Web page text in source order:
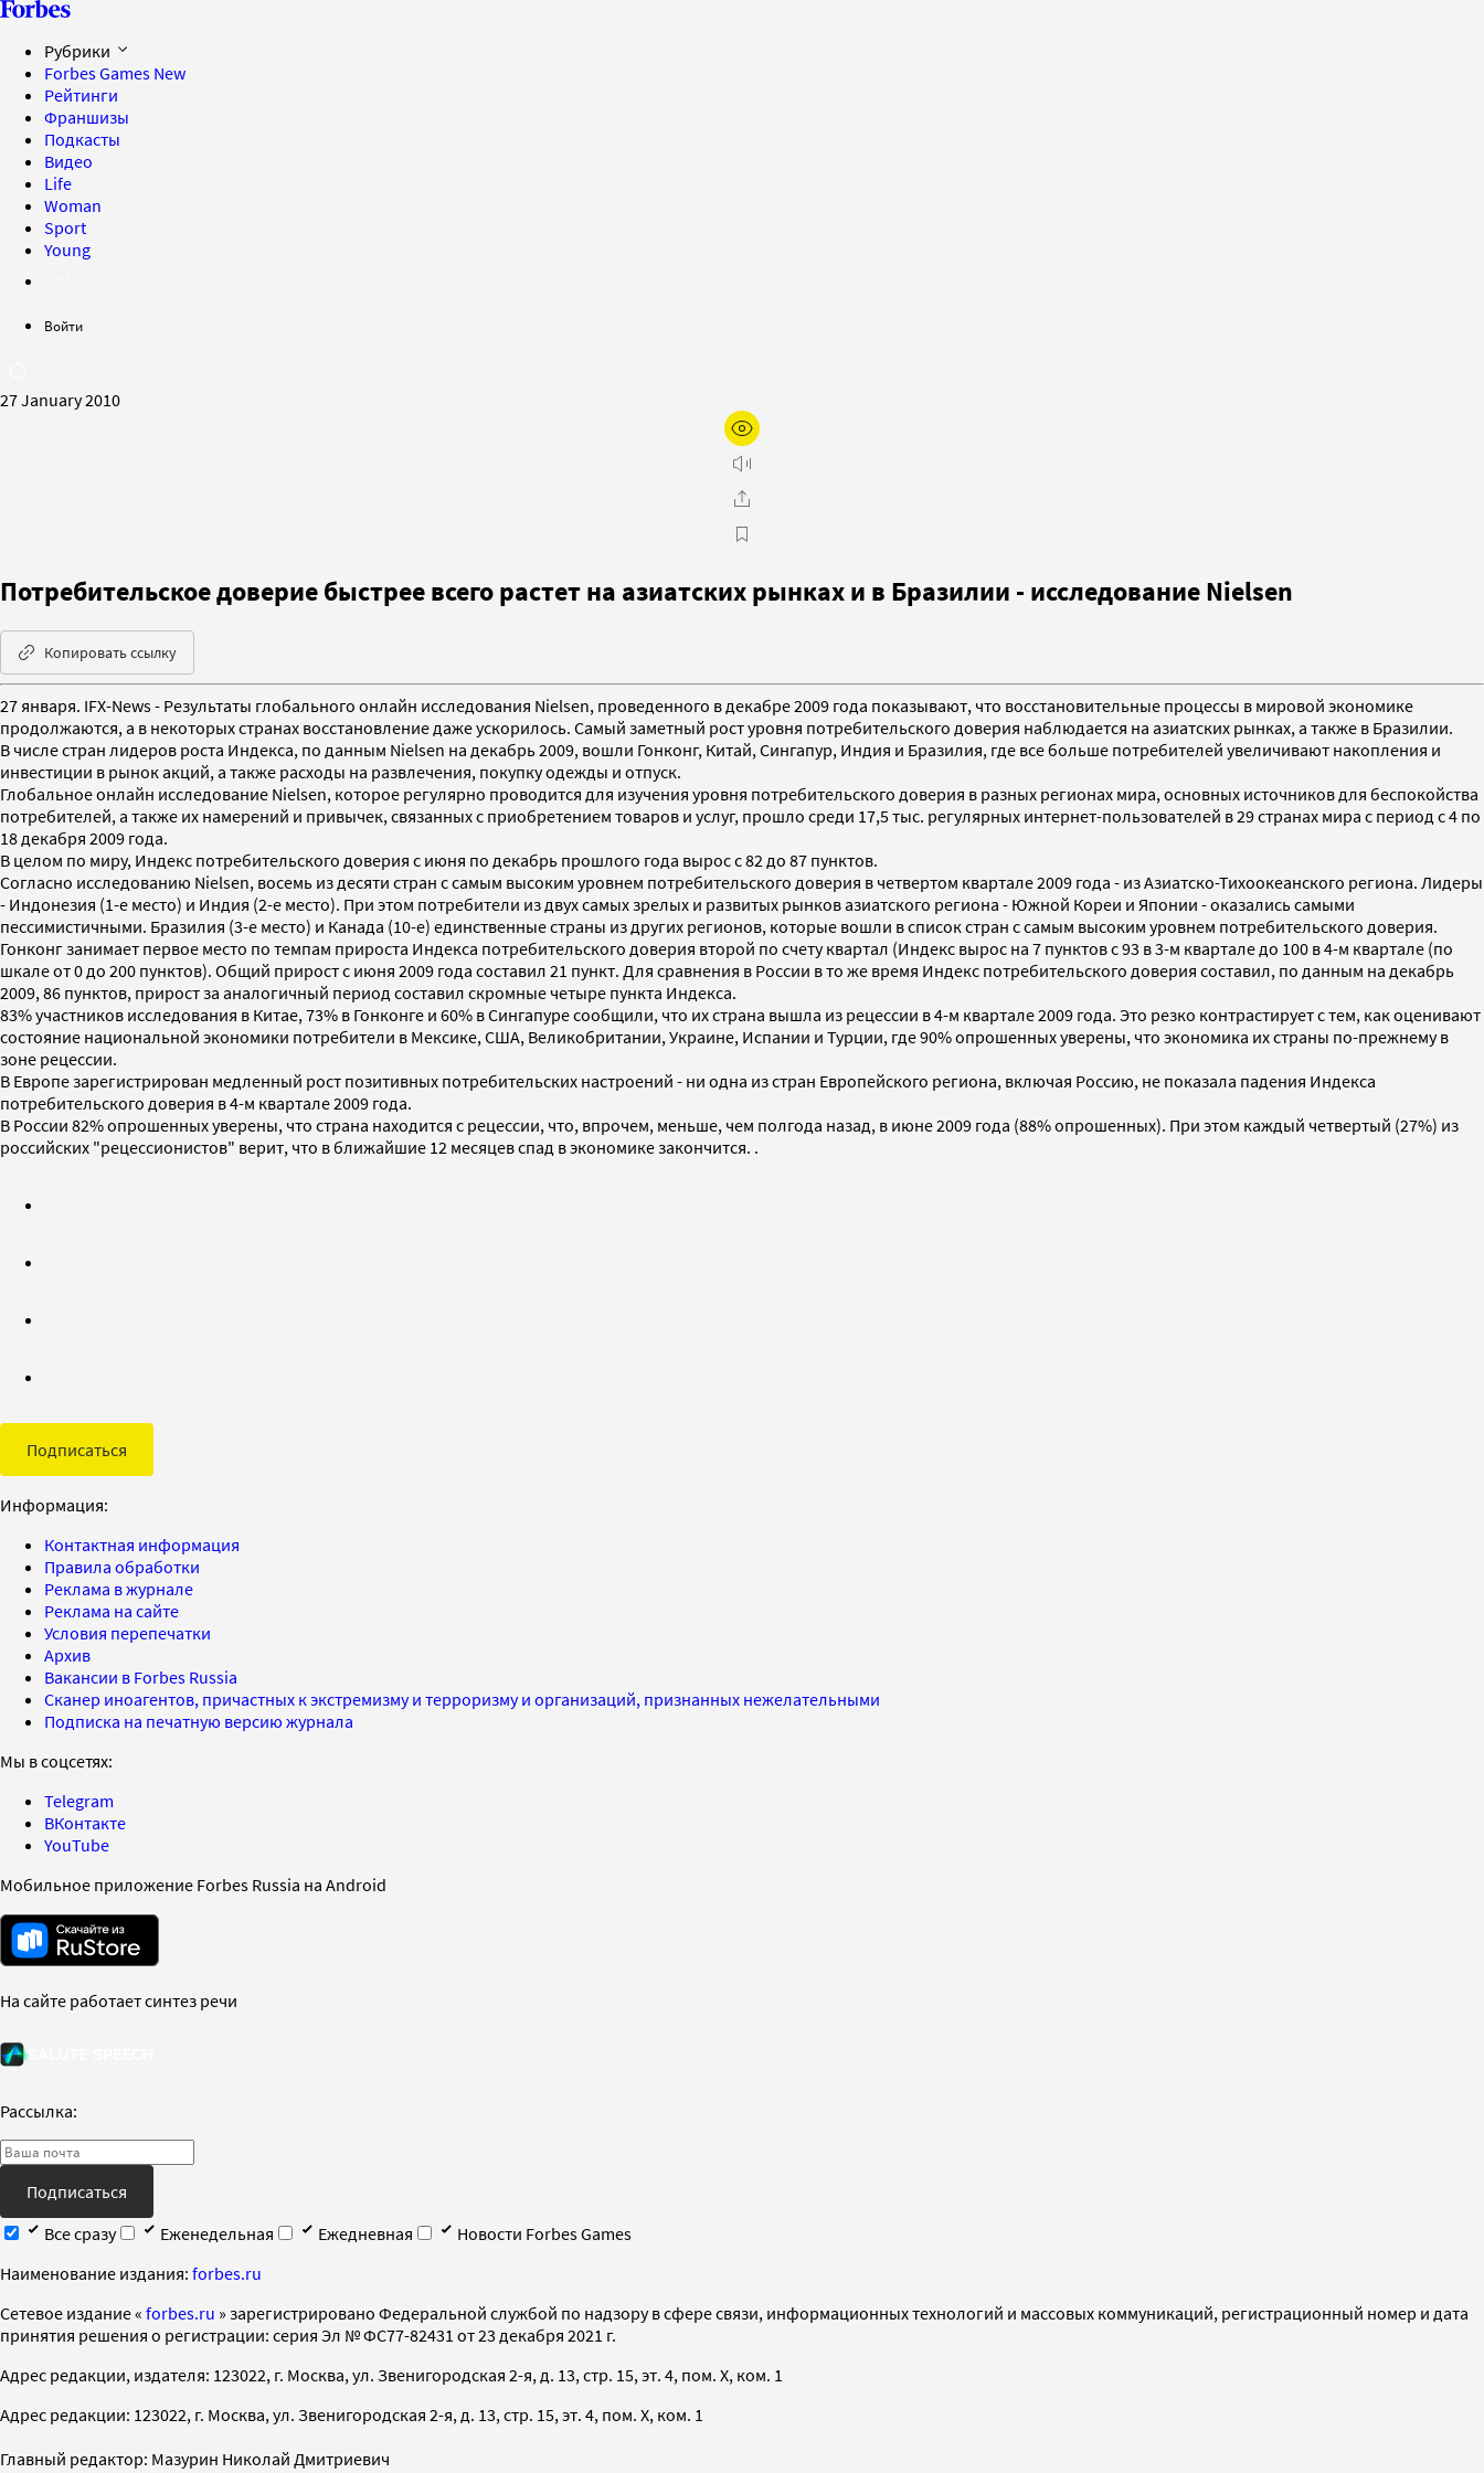
Рубрики
Forbes Games New
Рейтинги
Франшизы
Подкасты
Видео
Life
Woman
Sport
Young
Войти
27 January 2010
Потребительское доверие быстрее всего растет на азиатских рынках и в Бразилии - исследование Nielsen
Копировать ссылку
27 января. IFX-News - Результаты глобального онлайн исследования Nielsen, проведенного в декабре 2009 года показывают, что восстановительные процессы в мировой экономике
продолжаются, а в некоторых странах восстановление даже ускорилось. Самый заметный рост уровня потребительского доверия наблюдается на азиатских рынках, а также в Бразилии.
В числе стран лидеров роста Индекса, по данным Nielsen на декабрь 2009, вошли Гонконг, Китай, Сингапур, Индия и Бразилия, где все больше потребителей увеличивают накопления и
инвестиции в рынок акций, а также расходы на развлечения, покупку одежды и отпуск.
Глобальное онлайн исследование Nielsen, которое регулярно проводится для изучения уровня потребительского доверия в разных регионах мира, основных источников для беспокойства
потребителей, а также их намерений и привычек, связанных с приобретением товаров и услуг, прошло среди 17,5 тыс. регулярных интернет-пользователей в 29 странах мира с период с 4 по
18 декабря 2009 года.
В целом по миру, Индекс потребительского доверия с июня по декабрь прошлого года вырос с 82 до 87 пунктов.
Согласно исследованию Nielsen, восемь из десяти стран с самым высоким уровнем потребительского доверия в четвертом квартале 2009 года - из Азиатско-Тихоокеанского региона. Лидеры
- Индонезия (1-е место) и Индия (2-е место). При этом потребители из двух самых зрелых и развитых рынков азиатского региона - Южной Кореи и Японии - оказались самыми
пессимистичными. Бразилия (3-e место) и Канада (10-е) единственные страны из других регионов, которые вошли в список стран с самым высоким уровнем потребительского доверия.
Гонконг занимает первое место по темпам прироста Индекса потребительского доверия второй по счету квартал (Индекс вырос на 7 пунктов с 93 в 3-м квартале до 100 в 4-м квартале (по
шкале от 0 до 200 пунктов). Общий прирост с июня 2009 года составил 21 пункт. Для сравнения в России в то же время Индекс потребительского доверия составил, по данным на декабрь
2009, 86 пунктов, прирост за аналогичный период составил скромные четыре пункта Индекса.
83% участников исследования в Китае, 73% в Гонконге и 60% в Сингапуре сообщили, что их страна вышла из рецессии в 4-м квартале 2009 года. Это резко контрастирует с тем, как оценивают
состояние национальной экономики потребители в Мексике, США, Великобритании, Украине, Испании и Турции, где 90% опрошенных уверены, что экономика их страны по-прежнему в
зоне рецессии.
В Европе зарегистрирован медленный рост позитивных потребительских настроений - ни одна из стран Европейского региона, включая Россию, не показала падения Индекса
потребительского доверия в 4-м квартале 2009 года.
В России 82% опрошенных уверены, что страна находится с рецессии, что, впрочем, меньше, чем полгода назад, в июне 2009 года (88% опрошенных). При этом каждый четвертый (27%) из
российских "рецессионистов" верит, что в ближайшие 12 месяцев спад в экономике закончится. .
Подписаться
Информация:
Контактная информация
Правила обработки
Реклама в журнале
Реклама на сайте
Условия перепечатки
Архив
Вакансии в Forbes Russia
Сканер иноагентов, причастных к экстремизму и терроризму и организаций, признанных нежелательными
Подписка на печатную версию журнала
Мы в соцсетях:
Telegram
ВКонтакте
YouTube
Мобильное приложение Forbes Russia на Android
На сайте работает синтез речи
Рассылка:
Подписаться
Все сразу
Еженедельная Ежедневная
Новости Forbes Games
Наименование издания: forbes.ru
Cетевое издание « forbes.ru » зарегистрировано Федеральной службой по надзору в сфере связи, информационных технологий и массовых коммуникаций, регистрационный номер и дата
принятия решения о регистрации: серия Эл № ФС77-82431 от 23 декабря 2021 г.
Адрес редакции, издателя: 123022, г. Москва, ул. Звенигородская 2-я, д. 13, стр. 15, эт. 4, пом. X, ком. 1
Адрес редакции: 123022, г. Москва, ул. Звенигородская 2-я, д. 13, стр. 15, эт. 4, пом. X, ком. 1
Главный редактор: Мазурин Николай Дмитриевич